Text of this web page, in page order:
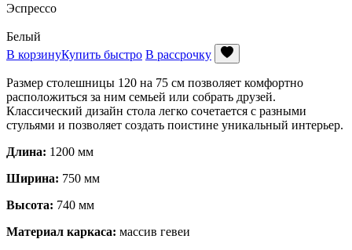
Эспрессо
Белый
В корзинуКупить быстро В рассрочку
Размер столешницы 120 на 75 см позволяет комфортно
расположиться за ним семьей или собрать друзей.
Классический дизайн стола легко сочетается с разными
стульями и позволяет создать поистине уникальный интерьер.
Длина: 1200 мм
Ширина: 750 мм
Высота: 740 мм
Материал каркаса: массив гевеи